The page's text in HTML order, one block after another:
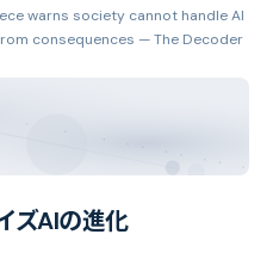
warns society cannot handle AI
consequences — The Decoder
ズAIの進化